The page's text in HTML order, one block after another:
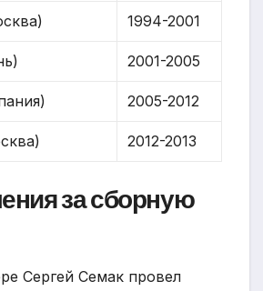
1994-2001
2001-2005
2005-2012
2012-2013
за сборную
Сергей Семак провел